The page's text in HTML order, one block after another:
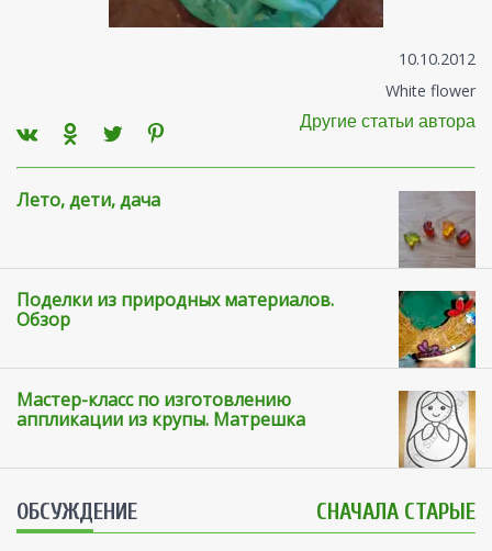
10.10.2012
White flower
Другие статьи автора
Лето, дети, дача
Поделки из природных материалов.
Обзор
Мастер-класс по изготовлению
аппликации из крупы. Матрешка
ОБСУЖДЕНИЕ СНАЧАЛА СТАРЫЕ